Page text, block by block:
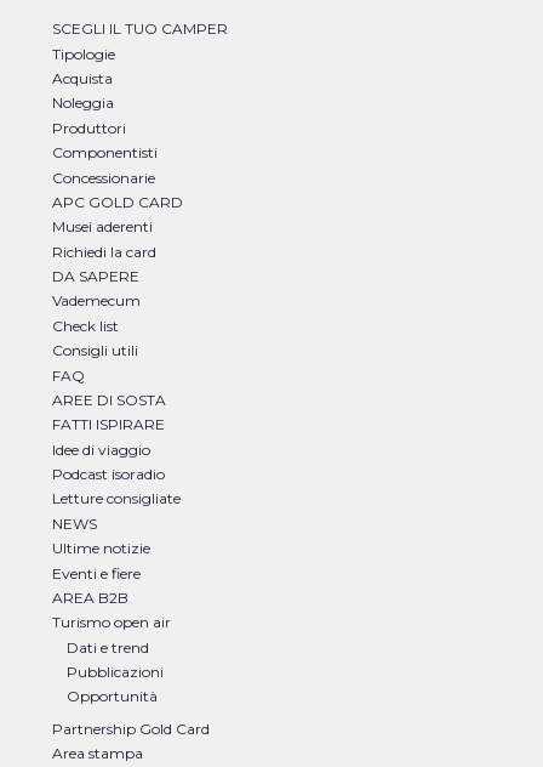
SCEGLI IL TUO CAMPER
Tipologie
Acquista
Noleggia
Produttori
Componentisti
Concessionarie
APC GOLD CARD
Musei aderenti
Richiedi la card
DA SAPERE
Vademecum
Check list
Consigli utili
FAQ
AREE DI SOSTA
FATTI ISPIRARE
Idee di viaggio
Podcast isoradio
Letture consigliate
NEWS
Ultime notizie
Eventi e fiere
AREA B2B
Turismo open air
Dati e trend
Pubblicazioni
Opportunità
Partnership Gold Card
Area stampa